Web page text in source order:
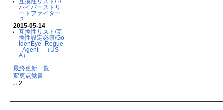
互換性リスト/T/
ハイパーストリ
ートファイター
２
2015-05-14
互換性リスト/互
換性設定必須/Go
ldenEye_Rogue
_Agent （US
A）
最終更新一覧
変更点覚書
edit:2